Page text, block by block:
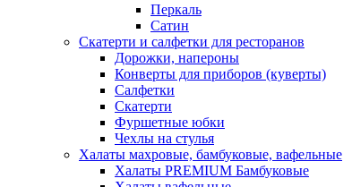
Перкаль
Сатин
Скатерти и салфетки для ресторанов
Дорожки, напероны
Конверты для приборов (куверты)
Салфетки
Скатерти
Фуршетные юбки
Чехлы на стулья
Халаты махровые, бамбуковые, вафельные
Халаты PREMIUM Бамбуковые